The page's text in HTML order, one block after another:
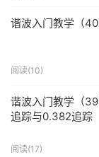
谐波入门教学（
阅读(10)
谐波入门教学（
追踪与0.382追踪
阅读(17)